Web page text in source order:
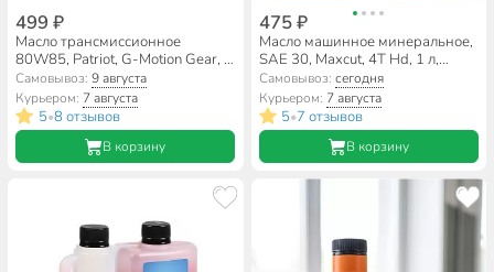
499 ₽
Масло трансмиссионное
80W85, Patriot, G-Motion Gear, 1
л, 850030500
Самовывоз:9 августа
Курьером: 7 августа
5•8 отзывов
В корзину
475 ₽
Масло машинное минеральное,
SAE 30, Maxcut, 4T Hd, 1 л,
850930705
Самовывоз: сегодня
Курьером: 7 августа
5•7 отзывов
В корзину